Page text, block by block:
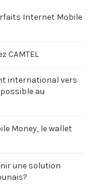
Internet Mobile
CAMTEL
international vers
au
Money, le wallet
une solution